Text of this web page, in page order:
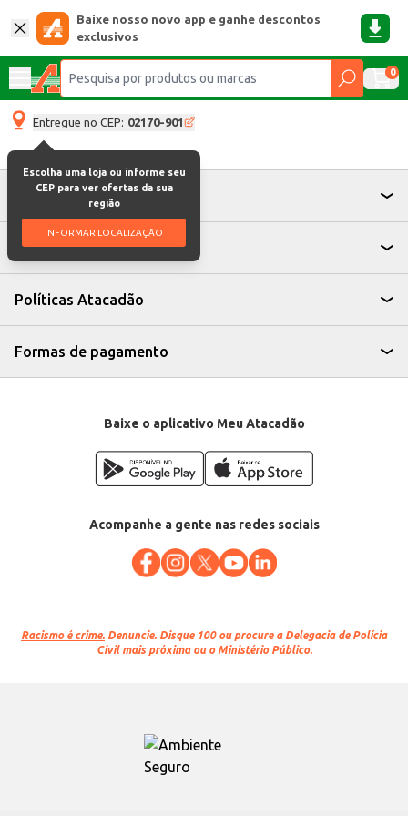
Baixe nosso novo app e ganhe descontos
exclusivos
0
Entregue no CEP: 02170-901
Escolha uma loja ou informe seu
CEP para ver ofertas da sua
região
INFORMAR LOCALIZAÇÃO
Atendimento
Institucional
Políticas Atacadão
Formas de pagamento
Baixe o aplicativo Meu Atacadão
Acompanhe a gente nas redes sociais
Racismo é crime. Denuncie. Disque 100 ou procure a Delegacia de Polícia
Civil mais próxima ou o Ministério Público.